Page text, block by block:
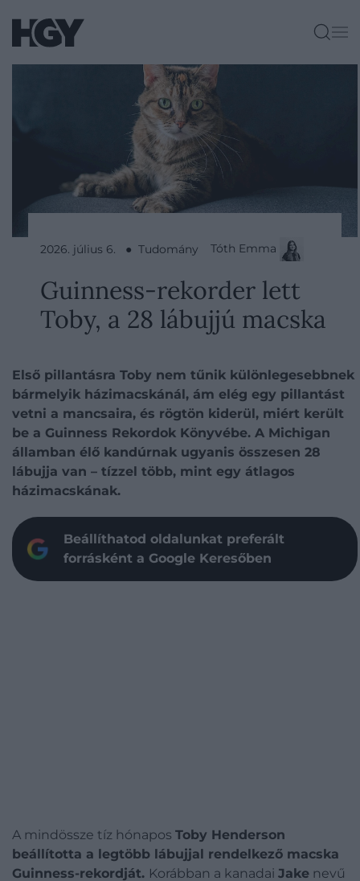
2026. július 6. ● Tudomány Tóth Emma
Guinness-rekorder lett
Toby, a 28 lábujjú macska
Első pillantásra Toby nem tűnik különlegesebbnek
bármelyik házimacskánál, ám elég egy pillantást
vetni a mancsaira, és rögtön kiderül, miért került
be a Guinness Rekordok Könyvébe. A Michigan
államban élő kandúrnak ugyanis összesen 28
lábujja van – tízzel több, mint egy átlagos
házimacskának.
Beállíthatod oldalunkat preferált
forrásként a Google Keresőben
A mindössze tíz hónapos Toby Henderson
beállította a legtöbb lábujjal rendelkező macska
Guinness-rekordját. Korábban a kanadai Jake nevű